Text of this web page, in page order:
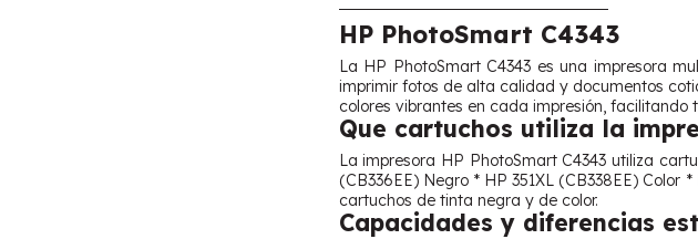
HP PhotoSmart C4343
La HP PhotoSmart C4343 es una impresora
imprimir fotos de alta calidad y documentos
colores vibrantes en cada impresión,
Que cartuchos utiliza la
La impresora HP PhotoSmart C4343 utiliza
(CB336EE) Negro * HP 351XL (CB338EE) Color
cartuchos de tinta negra y de color.
Capacidades y diferencias